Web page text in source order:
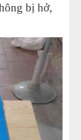
bị hở,